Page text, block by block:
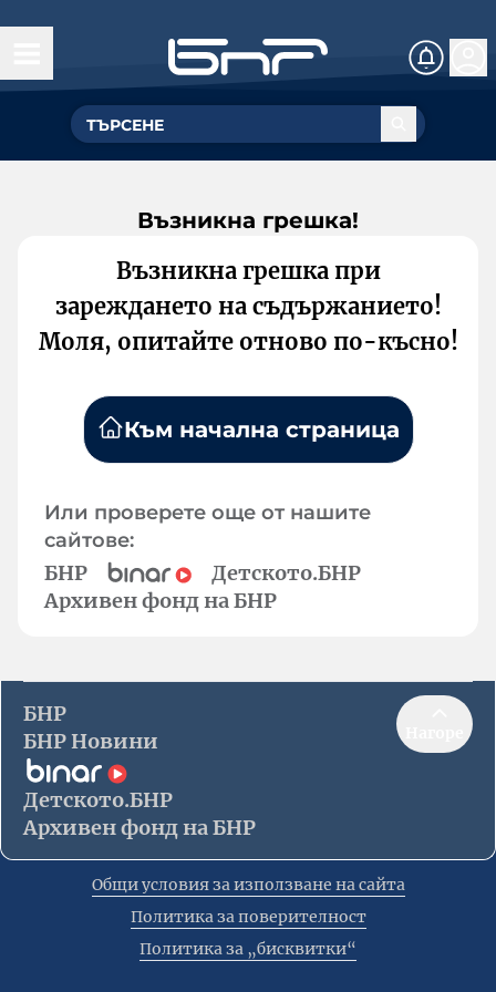
Възникна грешка!
Възникна грешка при
зареждането на съдържанието!
Моля, опитайте отново по-късно!
Към начална страница
Или проверете още от нашите
сайтове:
БНР
Детското.БНР
Архивен фонд на БНР
БНР
БНР Новини
Детското.БНР
Архивен фонд на БНР
Общи условия за използване на сайта
Политика за поверителност
Политика за „бисквитки“